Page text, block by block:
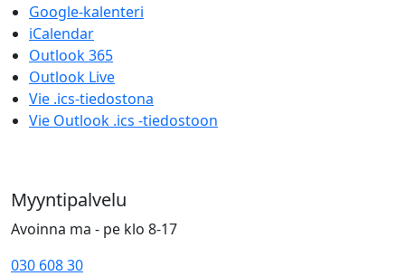
Google-kalenteri
iCalendar
Outlook 365
Outlook Live
Vie .ics-tiedostona
Vie Outlook .ics -tiedostoon
Myyntipalvelu
Avoinna ma - pe klo 8-17
030 608 30